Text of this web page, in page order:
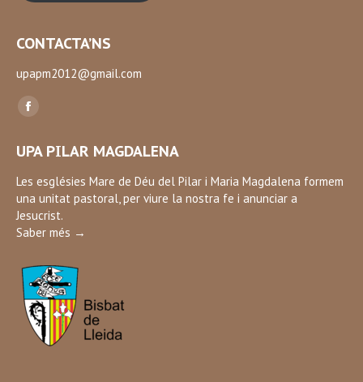
CONTACTA’NS
upapm2012@gmail.com
Find us on:
Facebook
opens
in
new
window
UPA PILAR MAGDALENA
Les esglésies Mare de Déu del Pilar i Maria Magdalena formem
una unitat pastoral, per viure la nostra fe i anunciar a
Jesucrist.
Saber més →